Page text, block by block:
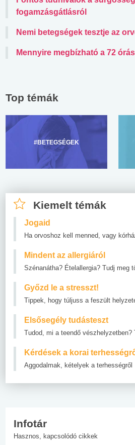
fogamzásgátlásról
Nemi betegségek tesztje az
Mennyire megbízható a 72
Top témák
#BETEGSÉGEK
Kiemelt témák
Jogaid
Ha orvoshoz kell menned, vagy
Mindent az allergiáról
Szénanátha? Ételallergia? Tudj meg
Győzd le a stresszt!
Tippek, hogy túljuss a feszült
Elsősegély tudásteszt
Tudod, mi a teendő vészhelyzetben?
Kérdések a korai
Aggodalmak, kételyek a terhességről
Infotár
Hasznos, kapcsolódó cikkek